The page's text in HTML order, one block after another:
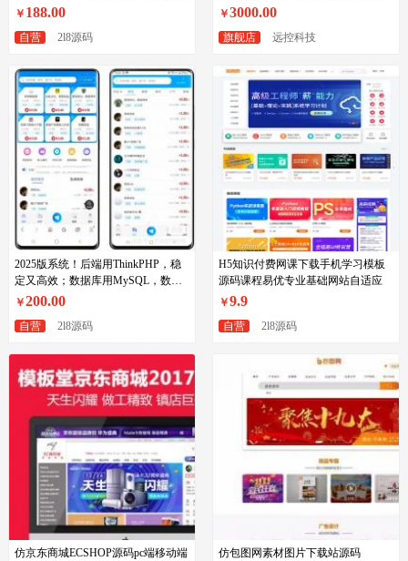
调
￥ 188.00
自营 2l8源码
卓远控木马/手机监控软件
￥3000.00
旗舰店 远控科技
2025版系统！后端用ThinkPHP，稳
定又高效；数据库用MySQL，数据
存储超靠谱；前端用Vue，界面流畅
晰，维护方便。无论是发布任务、审
手也能快速上手。快来体验，让任务
管理更轻松！
￥200.00
自营 2l8源码
H5知识付费网课下载手机学习模板
源码课程易优专业基础网站自适应
￥9.9
自营 2l8源码
仿京东商城ECSHOP源码pc端移动端 仿包图网素材图片下载站源码